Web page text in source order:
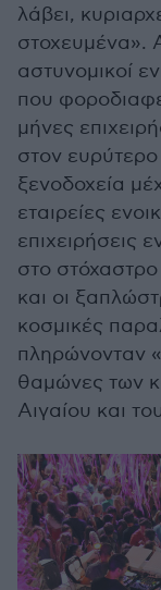
λάβει,
στοχευμένα».
αστυνομικοί
που
μήνες
στον
ξενοδοχεία
εταιρείες
επιχειρήσεις
στο
και οι
κοσμικές
πληρώνονταν
θαμώνες των
Αιγαίου και